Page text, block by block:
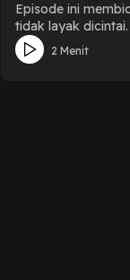
Episode ini
tidak layak dicintai.
2 Menit